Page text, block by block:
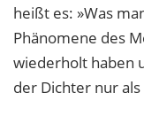
heißt es: »Was
Phänomene des
wiederholt haben
der Dichter nur